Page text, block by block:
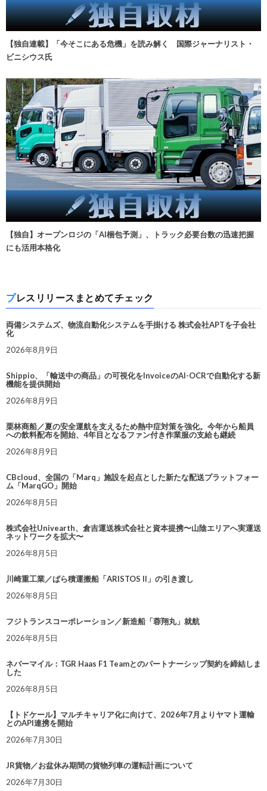
【独自連載】「今そこにある危機」を読み解く 国際ジャーナリスト・
ビニシウス氏
【独自】オープンロジの「AI梱包予測」、トラック必要台数の迅速把握
にも活用本格化
プレスリリースまとめてチェック
両備システムズ、物流自動化システムを手掛ける 株式会社APTを子会社
化
2026年8月9日
Shippio、「輸送中の商品」の可視化をInvoiceのAI-OCRで自動化する新
機能を提供開始
2026年8月9日
栗林商船／夏の安全運航を支えるため熱中症対策を強化。今年から船員
への飲料配布を開始、4年目となるファン付き作業服の支給も継続
2026年8月9日
CBcloud、全国の「Marq」施設を起点とした新たな配送プラットフォー
ム「MarqGO」開始
2026年8月5日
株式会社Univearth、倉吉運送株式会社と資本提携〜山陰エリアへ実運送
ネットワークを拡大〜
2026年8月5日
川崎重工業／ばら積運搬船「ARISTOS II」の引き渡し
2026年8月5日
フジトランスコーポレーション／新造船「蓉翔丸」就航
2026年8月5日
ネバーマイル：TGR Haas F1 Teamとのパートナーシップ契約を締結しま
した
2026年8月5日
【トドケール】マルチキャリア化に向けて、2026年7月よりヤマト運輸
とのAPI連携を開始
2026年7月30日
JR貨物／お盆休み期間の貨物列車の運転計画について
2026年7月30日